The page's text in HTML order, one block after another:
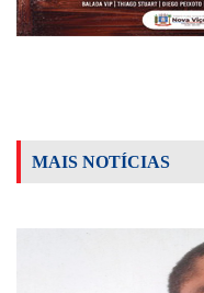
MAIS NOTÍCIAS